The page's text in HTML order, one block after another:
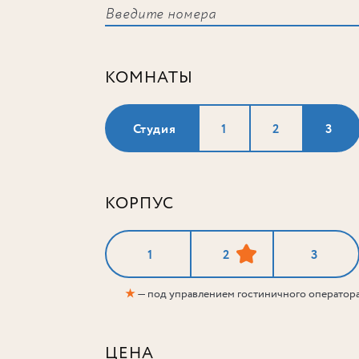
КОМНАТЫ
Студия 1 2 3
КОРПУС
1 2 3
★— под управлением гостиничного
ЦЕНА